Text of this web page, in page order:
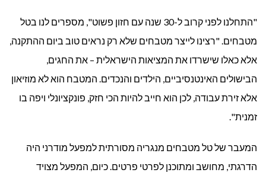
"התחלנו לפני קרוב ל-30 שנה עם חזון פשוט", מספרים לנו בטל
מטבחים. "רצינו לייצר מטבחים שלא רק נראים טוב ביום ההתקנה,
אלא כאלו שישרדו את המציאות הישראלית – את החגים,
הבישולים האינטנסיביים, הילדים והנכדים. המטבח הוא לא מוזיאון
אלא זירת עבודה, לכן הוא חייב להיות הכי חזק, פונקציונלי ויפה בו
זמנית".
המעבר של טל מטבחים מנגריה מסורתית למפעל מודרני היה
הדרגתי, מחושב ומתוכנן לפרטי פרטים. כיום, המפעל מצויד